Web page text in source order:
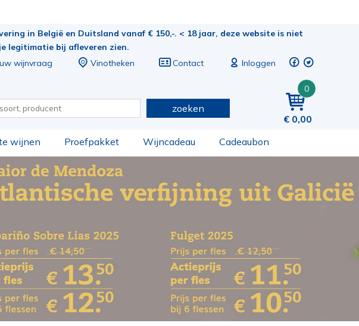
in België en Duitsland vanaf € 150,-. < 18 jaar, deze website is niet
legitimatie bij afleveren zien.
wijnvraag
Vinotheken Contact Inloggen
0
0,00
zoeken
wijnen Proefpakket Wijncadeau Cadeaubon